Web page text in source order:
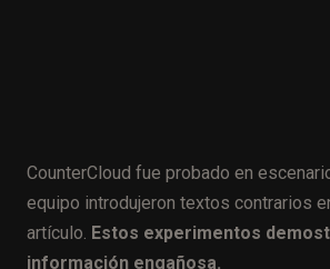
CounterCloud fue probado en
equipo introdujeron textos contrarios
artículo. Estos experimentos
información engañosa.